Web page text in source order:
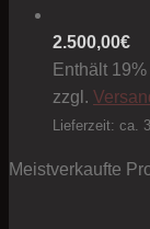
2.500,00€
Enthält
zzgl.
Lieferzeit: ca.
Meistverkaufte